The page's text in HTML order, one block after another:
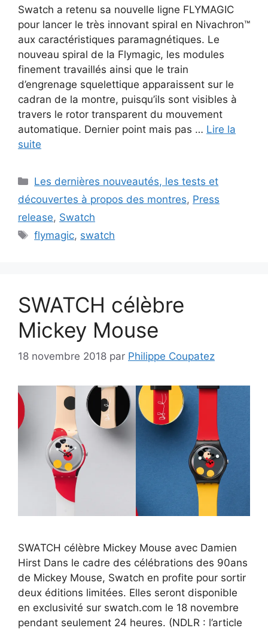
Swatch a retenu sa nouvelle ligne FLYMAGIC
pour lancer le très innovant spiral en Nivachron™
aux caractéristiques paramagnétiques. Le
nouveau spiral de la Flymagic, les modules
finement travaillés ainsi que le train
d’engrenage squelettique apparaissent sur le
cadran de la montre, puisqu’ils sont visibles à
travers le rotor transparent du mouvement
automatique. Dernier point mais pas … Lire la
suite
Catégories
Les dernières nouveautés, les tests et
découvertes à propos des montres, Press
release, Swatch
Étiquettes
flymagic, swatch
SWATCH célèbre
Mickey Mouse
18 novembre 2018 par Philippe Coupatez
SWATCH célèbre Mickey Mouse avec Damien
Hirst Dans le cadre des célébrations des 90ans
de Mickey Mouse, Swatch en profite pour sortir
deux éditions limitées. Elles seront disponible
en exclusivité sur swatch.com le 18 novembre
pendant seulement 24 heures. (NDLR : l’article